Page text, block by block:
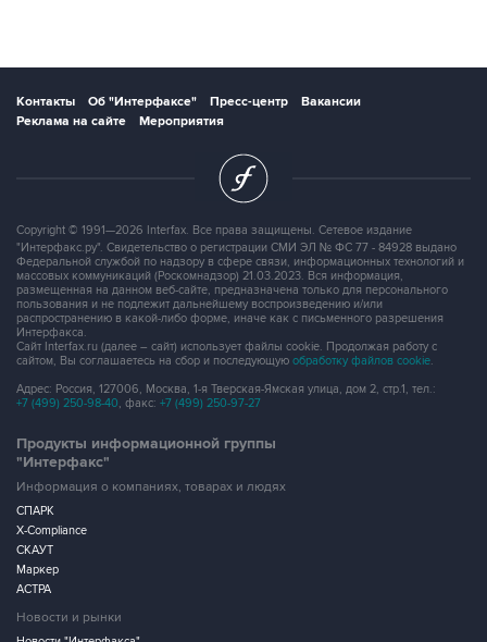
Контакты Об "Интерфаксе" Пресс-центр
Вакансии
Реклама на сайте
Мероприятия
Copyright © 1991—2026 Interfax. Все права защищены. Сетевое издание
"Интерфакс.ру". Свидетельство о регистрации СМИ ЭЛ № ФС 77 - 84928 выдано
Федеральной службой по надзору в сфере связи, информационных технологий и
массовых коммуникаций (Роскомнадзор) 21.03.2023. Вся информация,
размещенная на данном веб-сайте, предназначена только для персонального
пользования и не подлежит дальнейшему воспроизведению и/или
распространению в какой-либо форме, иначе как с письменного разрешения
Интерфакса.
Сайт Interfax.ru (далее – сайт) использует файлы cookie. Продолжая работу с
сайтом, Вы соглашаетесь на сбор и последующую обработку файлов cookie.
Адрес: Россия, 127006, Москва, 1-я Тверская-Ямская улица, дом 2, стр.1, тел.:
+7 (499) 250-98-40, факс: +7 (499) 250-97-27
Продукты информационной группы
"Интерфакс"
Информация о компаниях, товарах и людях
СПАРК
X-Compliance
СКАУТ
Маркер
АСТРА
Новости и рынки